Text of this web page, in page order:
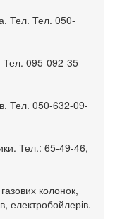
Тел. Тел. 050-
Тел. 095-092-35-
Тел. 050-632-09-
Тел.: 65-49-46,
колонок,
електробойлерів.